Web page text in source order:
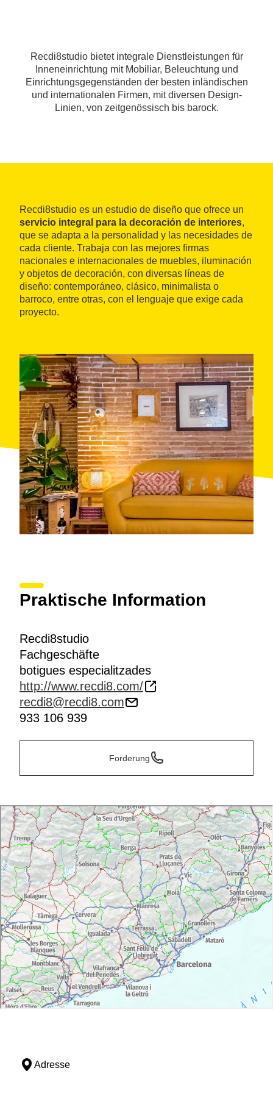
Recdi8studio bietet integrale Dienstleistungen für
Inneneinrichtung mit Mobiliar, Beleuchtung und
Einrichtungsgegenständen der besten inländischen
und internationalen Firmen, mit diversen Design-
Linien, von zeitgenössisch bis barock.
Recdi8studio es un estudio de diseño que ofrece un
servicio integral para la decoración de interiores,
que se adapta a la personalidad y las necesidades de
cada cliente. Trabaja con las mejores firmas
nacionales e internacionales de muebles, iluminación
y objetos de decoración, con diversas líneas de
diseño: contemporáneo, clásico, minimalista o
barroco, entre otras, con el lenguaje que exige cada
proyecto.
Praktische Information
Recdi8studio
Fachgeschäfte
botigues especialitzades
http://www.recdi8.com/
recdi8@recdi8.com
933 106 939
Forderung
Adresse